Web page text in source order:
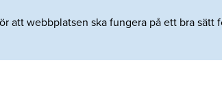
att webbplatsen ska fungera på ett bra sätt